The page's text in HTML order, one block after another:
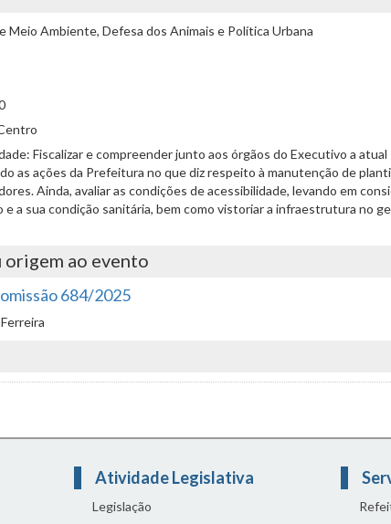
Meio Ambiente, Defesa dos Animais e Política Urbana
Fiscalizar e compreender junto aos órgãos do Executivo a
as ações da Prefeitura no que diz respeito à manutenção de
Ainda, avaliar as condições de acessibilidade, levando em
e a sua condição sanitária, bem como vistoriar a infraestrutura no
origem ao evento
684/2025
Atividade Legislativa
Legislação